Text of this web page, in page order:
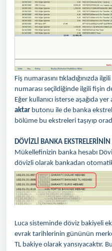
Fiş numarasını tıkladığınızda
numarası seçildiğinde ilgili fişin
Eğer kullanıcı isterse aşağıda yer
aktar butonu ile de banka
bölüme bu ekstreleri taşıyıp
DÖVİZLİ BANKA EKSTRELERİNİN
Mükellefinizin banka hesabı
dövizli olarak bankadan
Luca sisteminde döviz bakiyeli
evrak tarihlerinin gününün
TL bakiye olarak yansıyacaktır.